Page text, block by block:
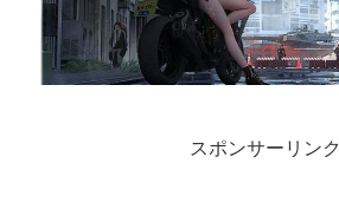
スポンサーリンク